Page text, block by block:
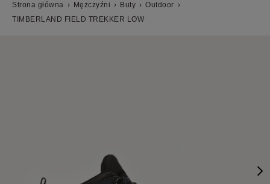
Strona główna › Mężczyźni › Buty › Outdoor ›
TIMBERLAND FIELD TREKKER LOW